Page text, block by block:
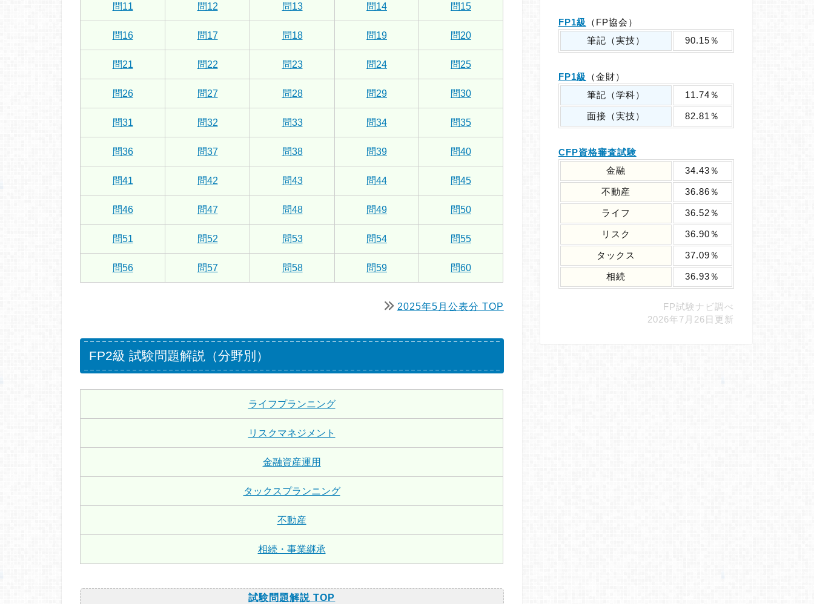
問11 問12 問13 問14 問15
問16 問17 問18 問19 問20
問21 問22 問23 問24 問25
問26 問27 問28 問29 問30
問31 問32 問33 問34 問35
問36 問37 問38 問39 問40
問41 問42 問43 問44 問45
問46 問47 問48 問49 問50
問51 問52 問53 問54 問55
問56 問57 問58 問59 問60
2025年5月公表分 TOP
FP2級 試験問題解説（分野別）
ライフプランニング
リスクマネジメント
金融資産運用
タックスプランニング
不動産
相続・事業継承
試験問題解説 TOP
FP1級
（FP協会）
筆記（実技）
90.15％
FP1級
（金財）
筆記（学科）
11.74％
面接（実技） 82.81％
CFP資格審査試験
金融
34.43％
不動産 36.86％
ライフ 36.52％
リスク 36.90％
タックス 37.09％
相続 36.93％
FP試験ナビ調べ
2026年7月26日更新